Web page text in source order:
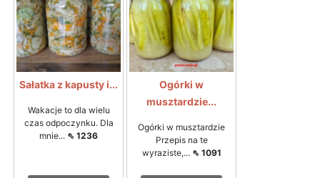
Sałatka z kapusty i...
Wakacje to dla wielu
czas odpoczynku. Dla
mnie... ⇖ 1236
Ogórki w
musztardzie...
Ogórki w musztardzie
Przepis na te
wyraziste,... ⇖ 1091